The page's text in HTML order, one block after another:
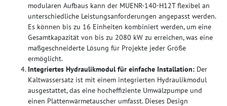
modularen Aufbaus kann der MUENR-140-H12T flexibel an
unterschiedliche Leistungsanforderungen angepasst werden.
Es können bis zu 16 Einheiten kombiniert werden, um eine
Gesamtkapazität von bis zu 2080 kW zu erreichen, was eine
maßgeschneiderte Lösung für Projekte jeder Größe
ermöglicht.
Integriertes Hydraulikmodul für einfache Installation: Der
Kaltwassersatz ist mit einem integrierten Hydraulikmodul
ausgestattet, das eine hocheffiziente Umwälzpumpe und
einen Plattenwärmetauscher umfasst. Dieses Design